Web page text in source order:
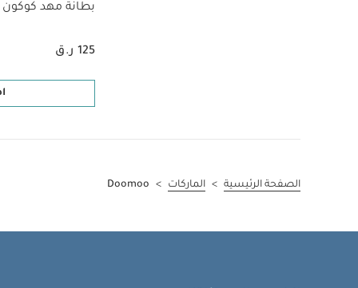
بطانة مهد
125 ر.ق
الصفحة الرئيسية > الماركات >
Doomoo